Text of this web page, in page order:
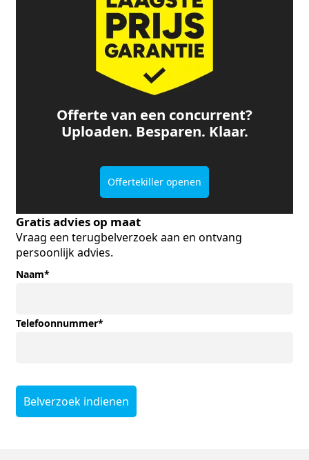
Offerte van een concurrent?
Uploaden. Besparen. Klaar.
Offertekiller openen
Gratis advies op maat
Vraag een terugbelverzoek aan en ontvang
persoonlijk advies.
Naam*
Telefoonnummer*
Belverzoek indienen